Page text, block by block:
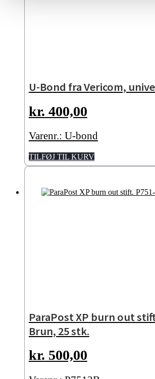
U-Bond fra Vericom,
kr. 400,00
Varenr.: U-bond
TILFØJ TIL KURV
ParaPost XP burn out
Brun, 25 stk.
kr. 500,00